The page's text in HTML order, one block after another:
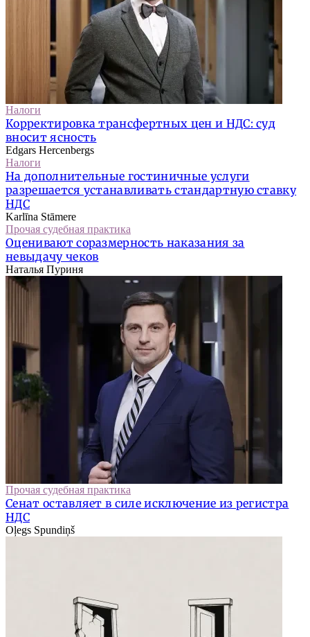
Налоги
Корректировка трансфертных цен и НДС: суд
вносит ясность
Edgars Hercenbergs
Налоги
На дополнительные гостиничные услуги
разрешается устанавливать стандартную ставку
НДС
Karlīna Stāmere
Прочая судебная практика
Оценивают соразмерность наказания за
невыдачу чеков
Наталья Пуриня
Прочая судебная практика
Сенат оставляет в силе исключение из регистра
НДС
Oļegs Spundiņš